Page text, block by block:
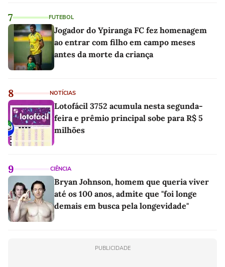
7 FUTEBOL
Jogador do Ypiranga FC fez homenagem
ao entrar com filho em campo meses
antes da morte da criança
8 NOTÍCIAS
Lotofácil 3752 acumula nesta segunda-
feira e prêmio principal sobe para R$ 5
milhões
9 CIÊNCIA
Bryan Johnson, homem que queria viver
até os 100 anos, admite que "foi longe
demais em busca pela longevidade"
PUBLICIDADE